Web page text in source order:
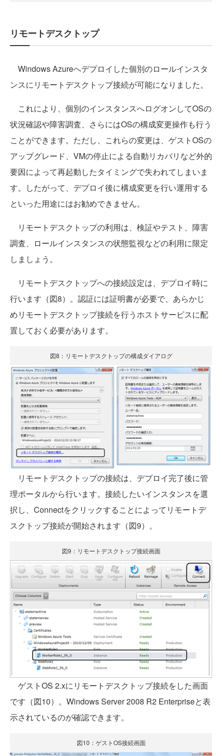
リモートデスクトップ
Windows Azureへデプロイした個別のロールインスタ
ンスにリモートデスクトップ接続が可能になりました。
これにより、個別のインスタンスへログオンしてOSの
状況確認や障害調査、さらにはOSの構成変更操作も行う
ことができます。ただし、これらの変更は、ゲストOSの
アップグレード、VMの停止による自動リカバリなど外的
要因によって再起動したタイミングで失われてしまいま
す。したがって、デプロイ後に構成変更を行い運用する
といった用途にはお勧めできません。
リモートデスクトップの利用は、検証やテスト、障害
調査、ロールインスタンスの状態監視などの利用に限定
しましょう。
リモートデスクトップへの接続設定は、デプロイ時に
行います（図8）。認証には証明書が必要で、あらかじ
めリモートデスクトップ接続を行うホストサービスに配
置しておく必要があります。
図8：リモートデスクトップの構成ダイアログ
リモートデスクトップの接続は、デプロイ完了後に管
理ポータルから行います。接続したいインスタンスを選
択し、Connectをクリックすることによってリモートデ
スクトップ接続が開始されます（図9）。
図9：リモートデスクトップ接続画面
ゲストOS 2.xにリモートデスクトップ接続をした画面
です（図10）。Windows Server 2008 R2 Enterpriseと表
示されているのが確認できます。
図10：ゲストOS接続画面